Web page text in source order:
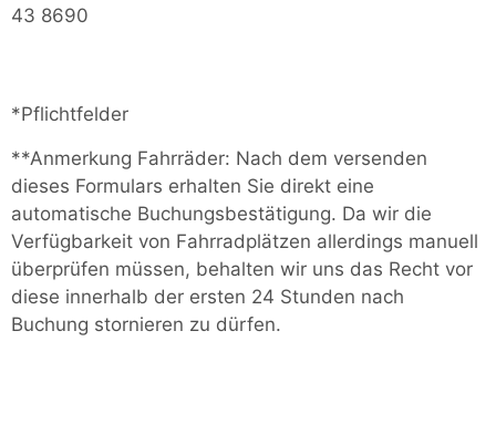
43 8690
*Pflichtfelder
**Anmerkung Fahrräder: Nach dem versenden
dieses Formulars erhalten Sie direkt eine
automatische Buchungsbestätigung. Da wir die
Verfügbarkeit von Fahrradplätzen allerdings manuell
überprüfen müssen, behalten wir uns das Recht vor
diese innerhalb der ersten 24 Stunden nach
Buchung stornieren zu dürfen.